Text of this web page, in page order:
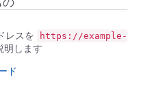
レスを
https://example-
明します
ド